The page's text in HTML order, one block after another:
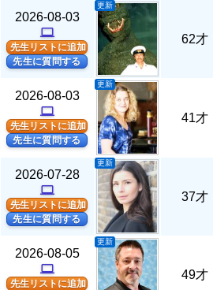
2026-08-03
computer
先生リストに追加
先生に質問する
更新
62才
2026-08-03
computer
先生リストに追加
先生に質問する
更新
41才
2026-07-28
computer
先生リストに追加
先生に質問する
更新
37才
2026-08-05
computer
先生リストに追加
更新
49才